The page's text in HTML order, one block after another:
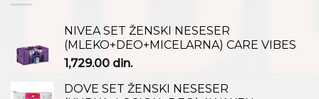
NIVEA SET ŽENSKI NESESER
(MLEKO+DEO+MICELARNA) CARE VIBES
1,729.00 din.
DOVE SET ŽENSKI NESESER